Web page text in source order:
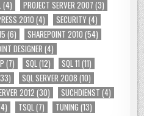
(4) PROJECT SERVER 2007 (3)
2010 (4) SECURITY(4)
(6) SHAREPOINT 2010 (54)
DESIGNER(4)
(7) SQL (12) SQL 11 (11)
SQL SERVER 2008 (10)
2012(30) SUCHDIENST (4)
TSQL (7) TUNING (13)